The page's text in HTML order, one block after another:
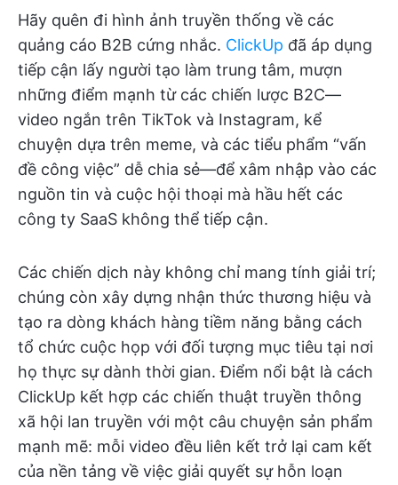
Hãy quên đi hình ảnh truyền thống về các
quảng cáo B2B cứng nhắc. ClickUp đã áp dụng
tiếp cận lấy người tạo làm trung tâm, mượn
những điểm mạnh từ các chiến lược B2C—
video ngắn trên TikTok và Instagram, kể
chuyện dựa trên meme, và các tiểu phẩm “vấn
đề công việc” dễ chia sẻ—để xâm nhập vào các
nguồn tin và cuộc hội thoại mà hầu hết các
công ty SaaS không thể tiếp cận.
Các chiến dịch này không chỉ mang tính giải trí;
chúng còn xây dựng nhận thức thương hiệu và
tạo ra dòng khách hàng tiềm năng bằng cách
tổ chức cuộc họp với đối tượng mục tiêu tại nơi
họ thực sự dành thời gian. Điểm nổi bật là cách
ClickUp kết hợp các chiến thuật truyền thông
xã hội lan truyền với một câu chuyện sản phẩm
mạnh mẽ: mỗi video đều liên kết trở lại cam kết
của nền tảng về việc giải quyết sự hỗn loạn